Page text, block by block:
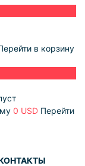
в корзину
0 USD Перейти